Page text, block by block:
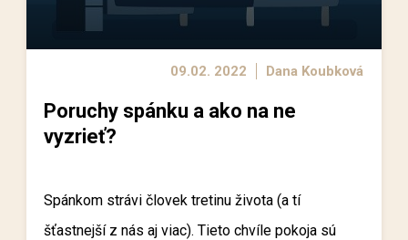
09.02. 2022 Dana Koubková
Poruchy spánku a ako na ne
vyzrieť?
Spánkom strávi človek tretinu života (a tí
šťastnejší z nás aj viac). Tieto chvíle pokoja sú